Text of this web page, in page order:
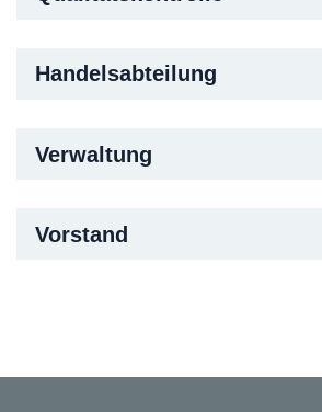
Handelsabteilung
Verwaltung
Vorstand